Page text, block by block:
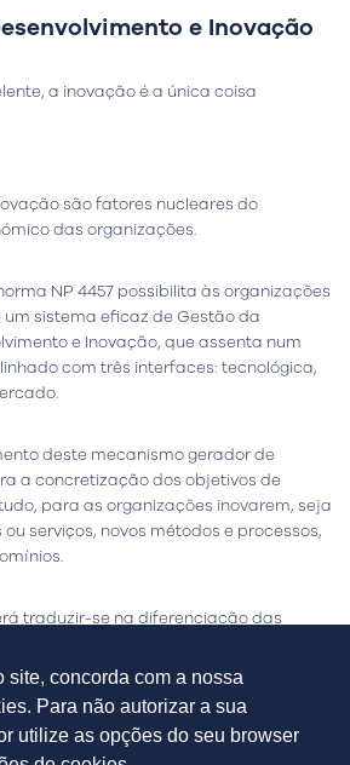
site, concorda com a nossa
Para não autorizar a sua
utilize as opções do seu browser
e Inovação
a inovação é a única coisa
são fatores nucleares do
das organizações.
NP 4457 possibilita às organizações
sistema eficaz de Gestão da
e Inovação, que assenta num
com três interfaces: tecnológica,
deste mecanismo gerador de
a concretização dos objetivos de
para as organizações inovarem, seja
serviços, novos métodos e processos,
traduzir-se na diferenciação das
apoiar as empresas em todo o
desta certificação.
do seguinte referencial